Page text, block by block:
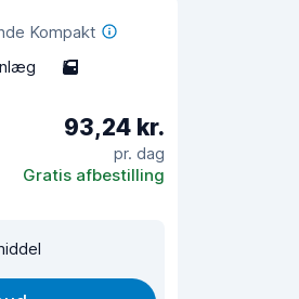
Kompakt
5
93,24 kr.
pr. dag
Gratis afbestilling